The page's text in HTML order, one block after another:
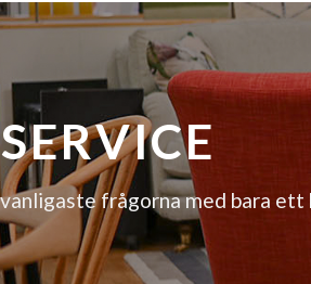
frågorna med bara ett